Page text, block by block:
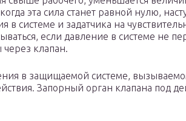
эта сила станет равной нулю,
в системе и задатчика на
если давление в системе не
через клапан.
в защищаемой системе,
Запорный орган клапана под